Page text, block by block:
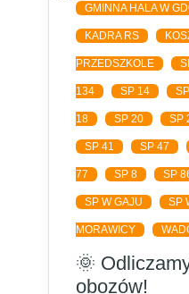
GMINNA HALA W
KADRA RS
PRZEDSZKOLE
134 SP 14
18 SP 20 SP
SP 41 SP 47
77 SP 8 SP
SP W GAJU SP
MORAWICY
🌞
obozów!